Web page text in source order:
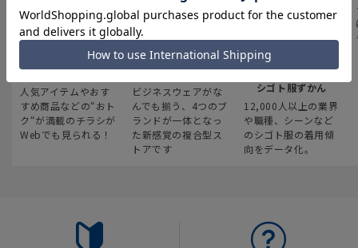
最新のお買い得情報
人気アイテムやおす
すめ商品などの“おト
ク“が満載のチラシが
Webでも見られる！
スーツスクエア
ビジネスウェアがな
んでも揃う、4つのブ
ランドが一体となっ
た新感覚の複合型ス
トアです
みんなの
シゴト服ずかん
12,000人以上の業界
や職種、シーンなど
のシゴト服の着用傾
向をデータ化。